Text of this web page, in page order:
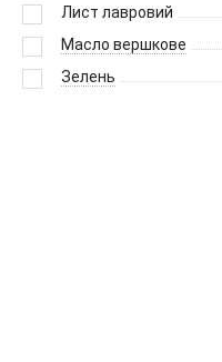
Лист лавровий
Масло вершкове
Зелень